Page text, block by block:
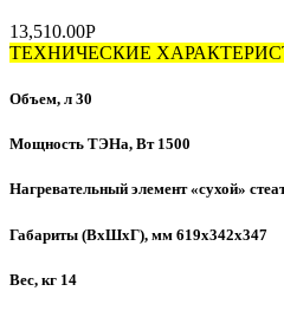
13,510.00Р
ТЕХНИЧЕСКИЕ
Объем, л 30
Мощность ТЭНа, Вт 1500
Нагревательный элемент «сухой»
Габариты (ВхШхГ), мм 619х342х347
Вес, кг 14